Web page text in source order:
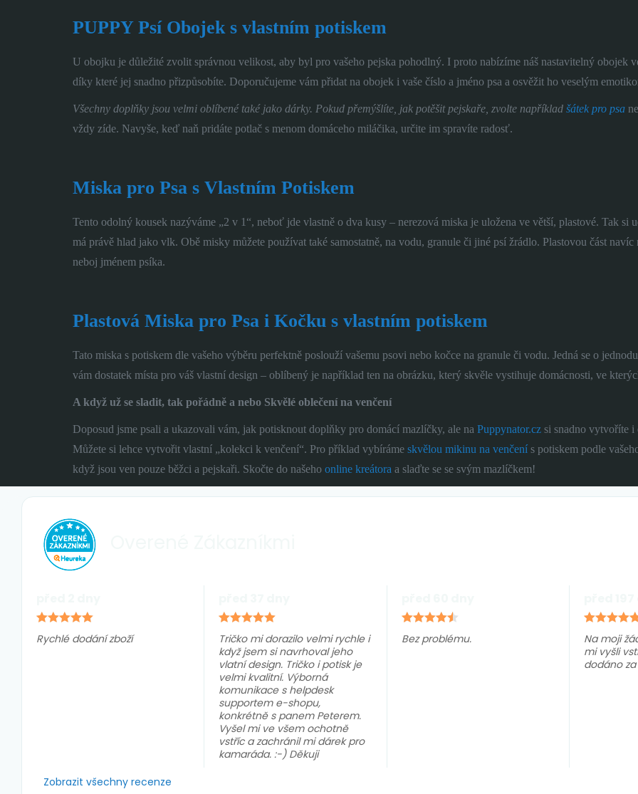
PUPPY Psí Obojek s vlastním potiskem
U obojku je důležité zvolit správnou velikost, aby byl pro vašeho pejska pohodlný. I proto nabízíme náš nastavitelný obojek
díky které jej snadno přizpůsobíte. Doporučujeme vám přidat na obojek i vaše číslo a jméno psa a osvěžit ho veselým
Všechny doplňky jsou velmi oblíbené také jako dárky. Pokud přemýšlíte, jak potěšit pejskaře, zvolte například šátek pro psa
vždy zíde. Navyše, keď naň pridáte potlač s menom domáceho miláčika, určite im spravíte radosť.
Miska pro Psa s Vlastním Potiskem
Tento odolný kousek nazýváme „2 v 1“, neboť jde vlastně o dva kusy – nerezová miska je uložena ve větší, plastové. Tak
má právě hlad jako vlk. Obě misky můžete používat také samostatně, na vodu, granule či jiné psí žrádlo. Plastovou část
neboj jménem psíka.
Plastová Miska pro Psa i Kočku s vlastním potiskem
Tato miska s potiskem dle vašeho výběru perfektně poslouží vašemu psovi nebo kočce na granule či vodu. Jedná se o
vám dostatek místa pro váš vlastní design – oblíbený je například ten na obrázku, který skvěle vystihuje domácnosti, ve
A když už se sladit, tak pořádně a nebo Skvělé oblečení na venčení
Doposud jsme psali a ukazovali vám, jak potisknout doplňky pro domácí mazlíčky, ale na Puppynator.cz si snadno vytvoříte
Můžete si lehce vytvořit vlastní „kolekci k venčení“. Pro příklad vybíráme skvělou mikinu na venčení s potiskem podle
když jsou ven pouze běžci a pejskaři. Skočte do našeho online kreátora a slaďte se se svým mazlíčkem!
Rychlé dodání zboží
Tričko mi dorazilo velmi rychle i
když jsem si navrhoval jeho
vlatní design. Tričko i potisk je
velmi kvalitní. Výborná
komunikace s helpdesk
supportem e-shopu,
konkrétně s panem Peterem.
Vyšel mi ve všem ochotně
vstříc a zachránil mi dárek pro
kamaráda. :-) Děkuji
Bez problému.
Na moji
mi vyšli
dodáno
Zobrazit všechny recenze